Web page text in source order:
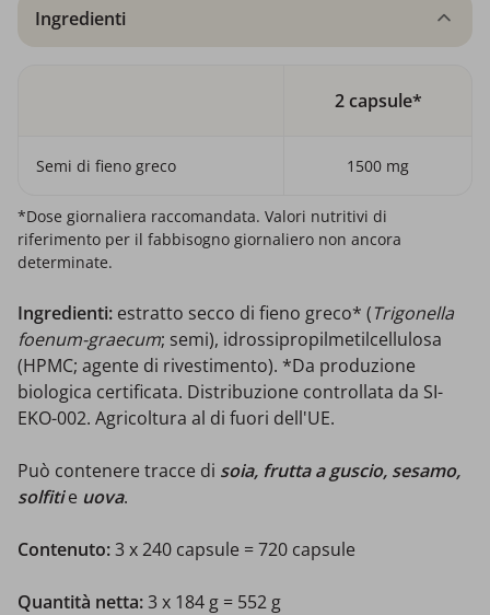
Ingredienti
2 capsule*
Semi di fieno greco 1500 mg
*Dose giornaliera raccomandata. Valori nutritivi di
riferimento per il fabbisogno giornaliero non ancora
determinate.
Ingredienti: estratto secco di fieno greco* (Trigonella
foenum-graecum; semi), idrossipropilmetilcellulosa
(HPMC; agente di rivestimento). *Da produzione
biologica certificata. Distribuzione controllata da SI-
EKO-002. Agricoltura al di fuori dell'UE.
Può contenere tracce di soia, frutta a guscio, sesamo,
solfitie uova.
Contenuto:3 x 240 capsule = 720 capsule
Quantità netta:3 x 184 g = 552 g